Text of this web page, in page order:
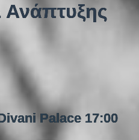
Ανάπτυξης
Palace 17:00